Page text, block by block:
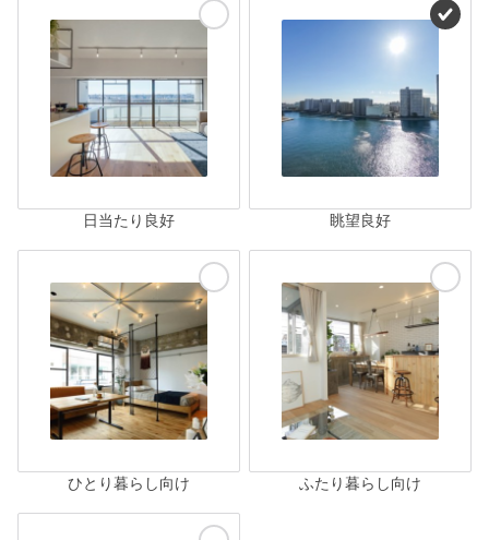
日当たり良好 眺望良好
ひとり暮らし向け ふたり暮らし向け